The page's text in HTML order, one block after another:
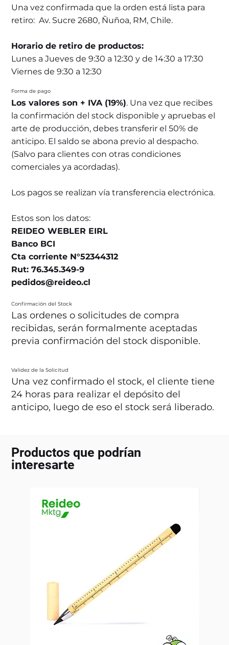
Una vez confirmada que la orden está lista para
retiro: Av. Sucre 2680, Ñuñoa, RM, Chile.
Horario de retiro de productos:
Lunes a Jueves de 9:30 a 12:30 y de 14:30 a 17:30
Viernes de 9:30 a 12:30
Forma de pago
Los valores son + IVA (19%). Una vez que recibes
la confirmación del stock disponible y apruebas el
arte de producción, debes transferir el 50% de
anticipo. El saldo se abona previo al despacho.
(Salvo para clientes con otras condiciones
comerciales ya acordadas).
Los pagos se realizan vía transferencia electrónica.
Estos son los datos:
REIDEO WEBLER EIRL
Banco BCI
Cta corriente N°52344312
Rut: 76.345.349-9
pedidos@reideo.cl
Confirmación del Stock
Las ordenes o solicitudes de compra
recibidas, serán formalmente aceptadas
previa confirmación del stock disponible.
Validez de la Solicitud
Una vez confirmado el stock, el cliente tiene
24 horas para realizar el depósito del
anticipo, luego de eso el stock será liberado.
Productos que podrían
interesarte